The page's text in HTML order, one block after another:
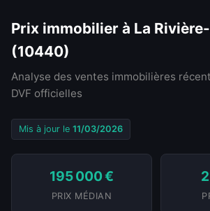
Prix immobilier à La
(10440)
Analyse des ventes immobilières
DVF officielles
Mis à jour le 11/03/2026
195 000 €
PRIX MÉDIAN